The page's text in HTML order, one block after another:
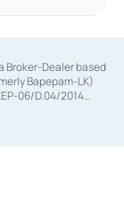
Broker-Dealer based
Bapepam-LK)
06/D.04/2014
based on the
PM/PEE/1997
February 28,
for mergers,